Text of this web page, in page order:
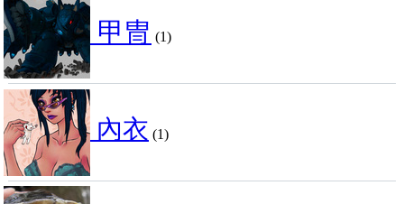
甲冑 (1)
內衣 (1)